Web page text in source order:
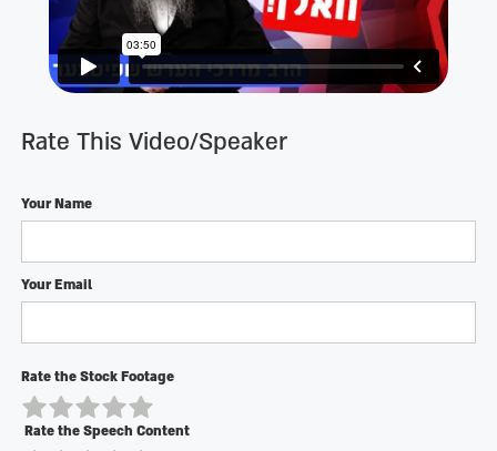
Rate This Video/Speaker
Your Name
Your Email
Rate the Stock Footage
Rate the Speech Content